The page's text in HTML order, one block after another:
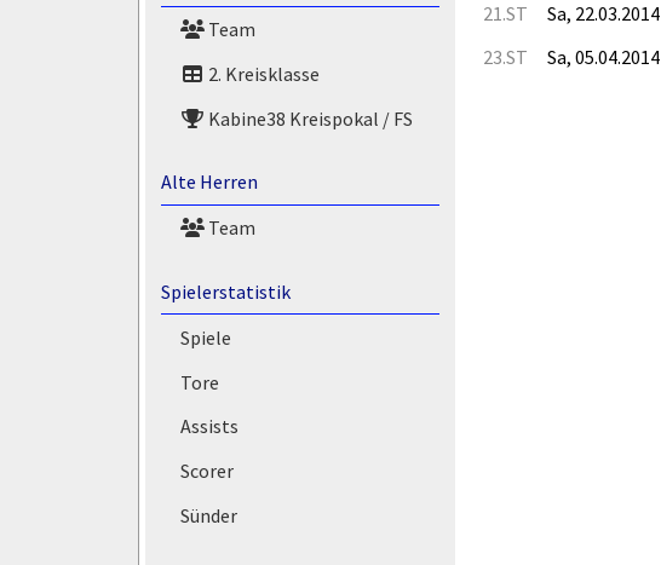
Team
2. Kreisklasse
Kabine38 Kreispokal / FS
Alte Herren
Team
Spielerstatistik
Spiele
Tore
Assists
Scorer
Sünder
21.ST Sa, 22.03.2014
23.ST Sa, 05.04.2014